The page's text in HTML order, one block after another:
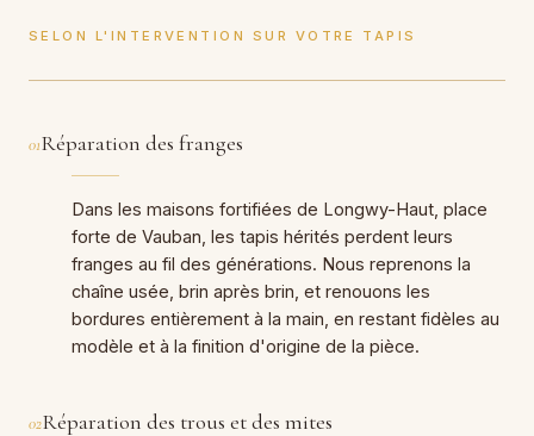
SELON L'INTERVENTION SUR VOTRE TAPIS
01Réparation des franges
Dans les maisons fortifiées de Longwy-Haut, place
forte de Vauban, les tapis hérités perdent leurs
franges au fil des générations. Nous reprenons la
chaîne usée, brin après brin, et renouons les
bordures entièrement à la main, en restant fidèles au
modèle et à la finition d'origine de la pièce.
02Réparation des trous et des mites